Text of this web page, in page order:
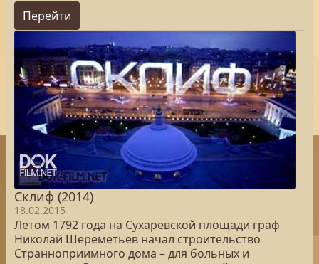
Перейти
Склиф (2014)
18.02.2015
Летом 1792 года на Сухаревской площади граф
Николай Шереметьев начал строительство
Странноприимного дома – для больных и